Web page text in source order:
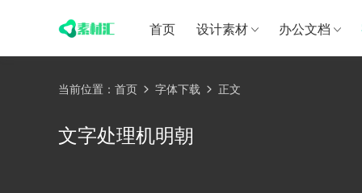
首页 设计素材 办公文档
当前位置： 首页 字体下载 正文
文字处理机明朝